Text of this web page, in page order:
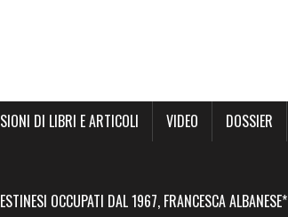
DI LIBRI E ARTICOLI VIDEO DOSSIER
OCCUPATI DAL 1967, FRANCESCA ALBANESE*